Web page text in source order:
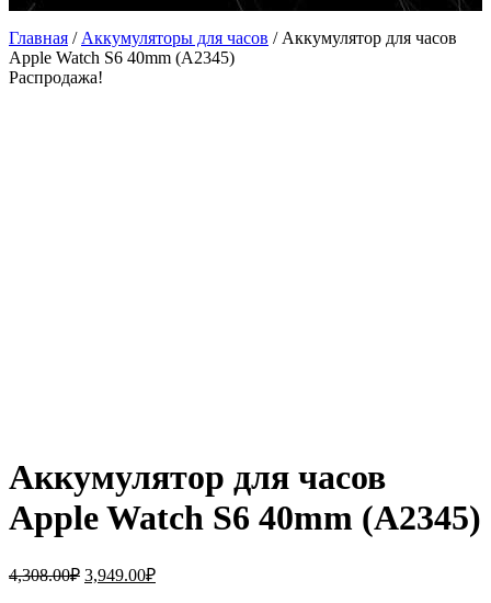
Главная / Аккумуляторы для часов / Аккумулятор для часов
Apple Watch S6 40mm (A2345)
Распродажа!
Аккумулятор для часов
Apple Watch S6 40mm (A2345)
4,308.00₽ Первоначальная
3,949.00₽Текущая